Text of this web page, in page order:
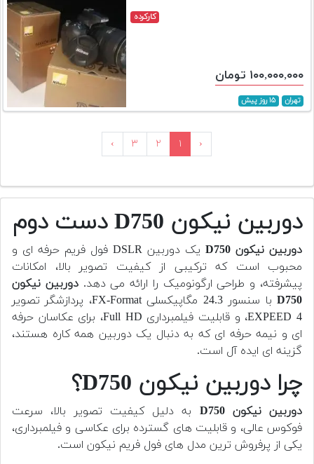
کارکرده
۱۰۰,۰۰۰,۰۰۰ تومان
تهران ۱۵ روز پیش
‹ ۱ ۲ ۳ ›
دوربین نیکون D750 دست دوم
دوربین نیکون D750
یک دوربین DSLR فول فریم حرفه ای و
محبوب است که ترکیبی از کیفیت تصویر بالا، امکانات
پیشرفته، و طراحی ارگونومیک را ارائه می دهد.دوربین نیکون
D750
با سنسور 24.3 مگاپیکسلی FX-Format، پردازشگر تصویر
EXPEED 4، و قابلیت فیلمبرداری Full HD، برای عکاسان حرفه
ای و نیمه حرفه ای که به دنبال یک دوربین همه کاره هستند،
گزینه ای ایده آل است.
چرا دوربین نیکون D750؟
دوربین نیکون D750
به دلیل کیفیت تصویر بالا، سرعت
فوکوس عالی، و قابلیت های گسترده برای عکاسی و فیلمبرداری،
یکی از پرفروش ترین مدل های فول فریم نیکون است.